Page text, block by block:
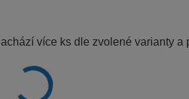
více ks dle zvolené varianty a